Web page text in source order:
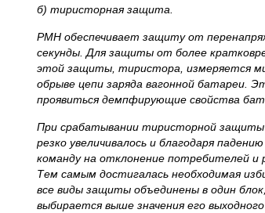
б) тиристорная защита.
РМН обеспечивает защиту от
секунды. Для защиты от более
этой защиты, тиристора, измеряется
обрыве цепи заряда вагонной батареи.
проявиться демпфирующие свойства
При срабатывании тиристорной защиты
резко увеличивалось и благодаря
команду на отклонение потребителей
Тем самым достигалась необходимая
все виды защиты объединены в один
выбирается выше значения его